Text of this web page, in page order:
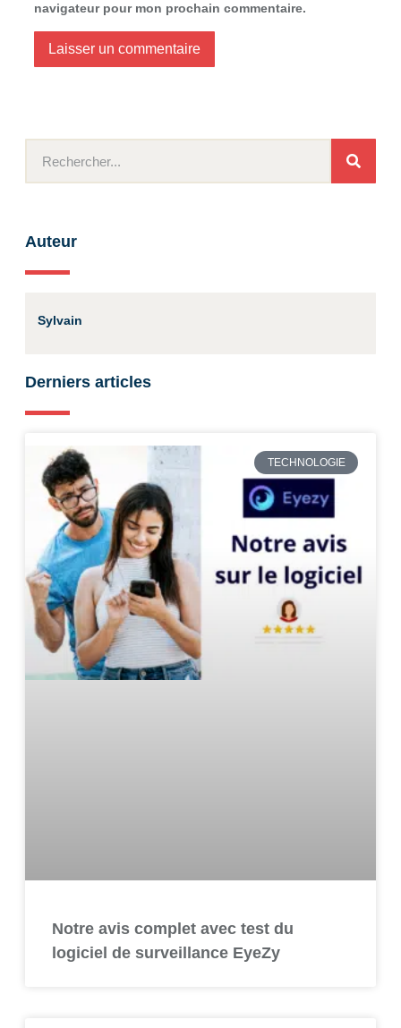
navigateur pour mon prochain commentaire.
Auteur
Sylvain
Derniers articles
TECHNOLOGIE
Notre avis complet avec test du
logiciel de surveillance EyeZy